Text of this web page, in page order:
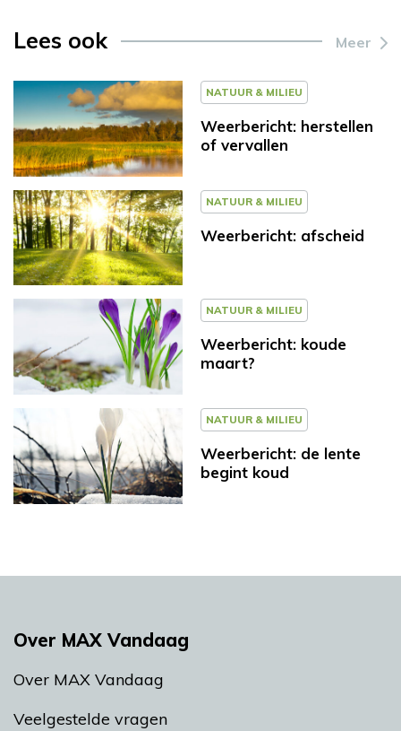
Lees ook Meer
NATUUR & MILIEU
Weerbericht: herstellen
of vervallen
NATUUR & MILIEU
Weerbericht: afscheid
NATUUR & MILIEU
Weerbericht: koude
maart?
NATUUR & MILIEU
Weerbericht: de lente
begint koud
Over MAX Vandaag
Over MAX Vandaag
Veelgestelde vragen